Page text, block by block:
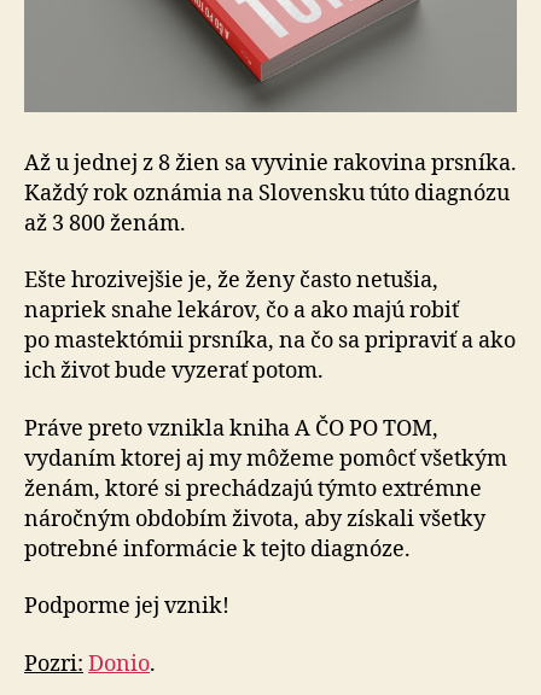
Až u jednej z 8 žien sa vyvinie rakovina prsníka.
Každý rok oznámia na Slovensku túto diagnózu
až 3 800 ženám.
Ešte hrozivejšie je, že ženy často netušia,
napriek snahe lekárov, čo a ako majú robiť
po mastektómii prsníka, na čo sa pripraviť a ako
ich život bude vyzerať potom.
Práve preto vznikla kniha A ČO PO TOM,
vydaním ktorej aj my môžeme pomôcť všetkým
ženám, ktoré si pre­chá­dza­jú týmto extrémne
náročným obdobím života, aby získali všetky
potrebné informácie k tejto diagnóze.
Podporme jej vznik!
Pozri: Donio.